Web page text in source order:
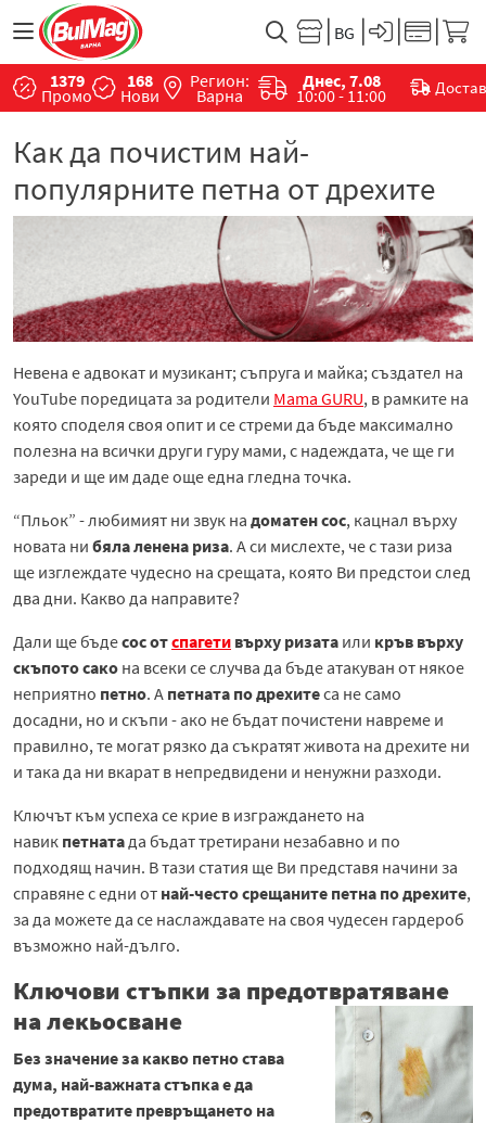
1379
Промо
168
Нови
Регион:
Варна
Днес, 7.08
10:00 - 11:00
Как да почистим най-
популярните петна от дрехите
Невена е адвокат и музикант; съпруга и майка; създател на
YouTube поредицата за родители Mama GURU, в рамките на
която споделя своя опит и се стреми да бъде максимално
полезна на всички други гуру мами, с надеждата, че ще ги
зареди и ще им даде още една гледна точка.
“Пльок” - любимият ни звук на доматен сос, кацнал върху
новата ни бяла ленена риза. А си мислехте, че с тази риза
ще изглеждате чудесно на срещата, която Ви предстои след
два дни. Какво да направите?
Дали ще бъдесос отспагети върху ризата или кръв върху
скъпото сако на всеки се случва да бъде атакуван от някое
неприятно петно. А петната по дрехитеса не само
досадни, но и скъпи - ако не бъдат почистени навреме и
правилно, те могат рязко да съкратят живота на дрехите ни
и така да ни вкарат в непредвидени и ненужни разходи.
Ключът към успеха се крие в изграждането на
навик петната да бъдат третирани незабавно и по
подходящ начин. В тази статия ще Ви представя начини за
справяне с едни от най-често срещаните петна по дрехите,
за да можете да се наслаждавате на своя чудесен гардероб
възможно най-дълго.
Ключови стъпки за предотвратяване
на лекьосване
Без значение за какво петно става
дума, най-важната стъпка е да
предотвратите превръщането на